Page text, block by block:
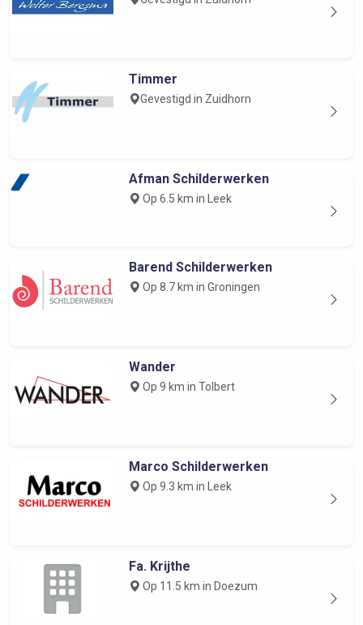
Timmer
Gevestigd in Zuidhorn
Afman Schilderwerken
Op 6.5 km in Leek
Barend Schilderwerken
Op 8.7 km in Groningen
Wander
Op 9 km in Tolbert
Marco Schilderwerken
Op 9.3 km in Leek
Fa. Krijthe
Op 11.5 km in Doezum